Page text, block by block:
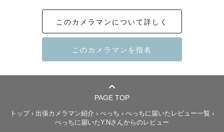
地元で子ども食堂を運営しています🍙
【 👨👦👩ファミリー撮影 】
「写真を撮るよ」ではなく、
「一緒に遊ぼう！」と声をかけています。
子どもたちにとって、
同じ場所に立ち止まるのは楽しくないこと。
べっちと楽しく遊んでいたら、いつの間にか素敵な写真が
そんなサービスをお届けします！
【💍ウェディング撮影】
このカメラマンについて詳しく
PAGE TOP
トップ › 出張カメラマン紹介 › べっち › べっちに届いたレビュー一覧 ›
べっちに届いたY.Nさんからのレビュー